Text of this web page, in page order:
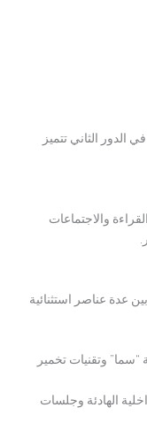
الثاني تتميز
والاجتماعات
عدة عناصر استثنائية
وتقنيات تخمير
الهادئة وجلسات